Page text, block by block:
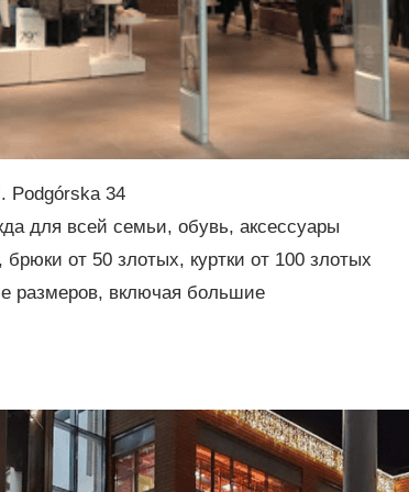
Podgórska 34
для всей семьи, обувь, аксессуары
брюки от 50 злотых, куртки от 100 злотых
размеров, включая большие